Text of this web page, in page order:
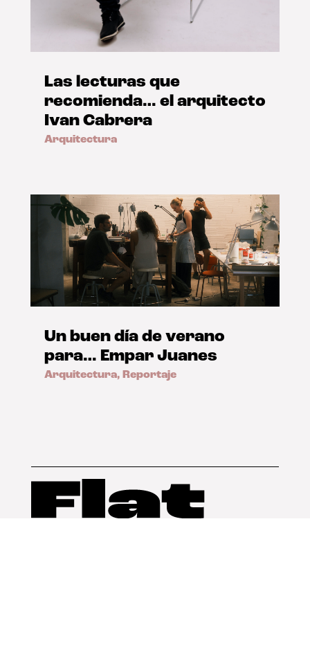
Las lecturas que
recomienda… el arquitecto
Ivan Cabrera
Arquitectura
Un buen día de verano
para… Empar Juanes
Arquitectura, Reportaje